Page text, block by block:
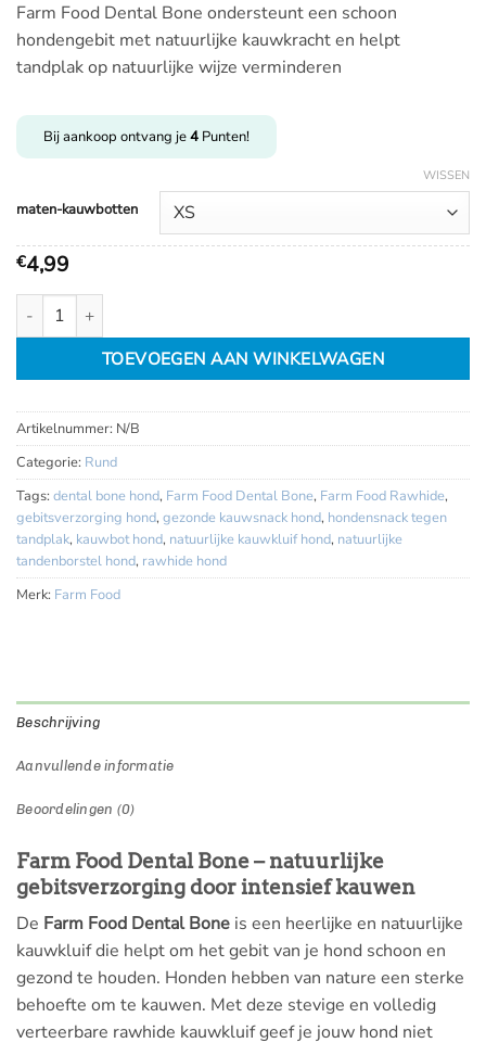
4,99
tot
€
Farm Food Dental Bone ondersteunt een schoon
hondengebit met natuurlijke kauwkracht en helpt
tandplak op natuurlijke wijze verminderen
Bij aankoop ontvang je4 Punten!
maten-kauwbotten
WISSEN
€4,99
Farm food Dental Bone aantal
TOEVOEGEN AAN WINKELWAGEN
Artikelnummer: N/B
Categorie: Rund
Tags: dental bone hond, Farm Food Dental Bone, Farm Food Rawhide,
gebitsverzorging hond, gezonde kauwsnack hond, hondensnack tegen
tandplak, kauwbot hond, natuurlijke kauwkluif hond, natuurlijke
tandenborstel hond, rawhide hond
Merk: Farm Food
Beschrijving
Aanvullende informatie
Beoordelingen (0)
Farm Food Dental Bone – natuurlijke
gebitsverzorging door intensief kauwen
De Farm Food Dental Bone is een heerlijke en natuurlijke
kauwkluif die helpt om het gebit van je hond schoon en
gezond te houden. Honden hebben van nature een sterke
behoefte om te kauwen. Met deze stevige en volledig
verteerbare rawhide kauwkluif geef je jouw hond niet